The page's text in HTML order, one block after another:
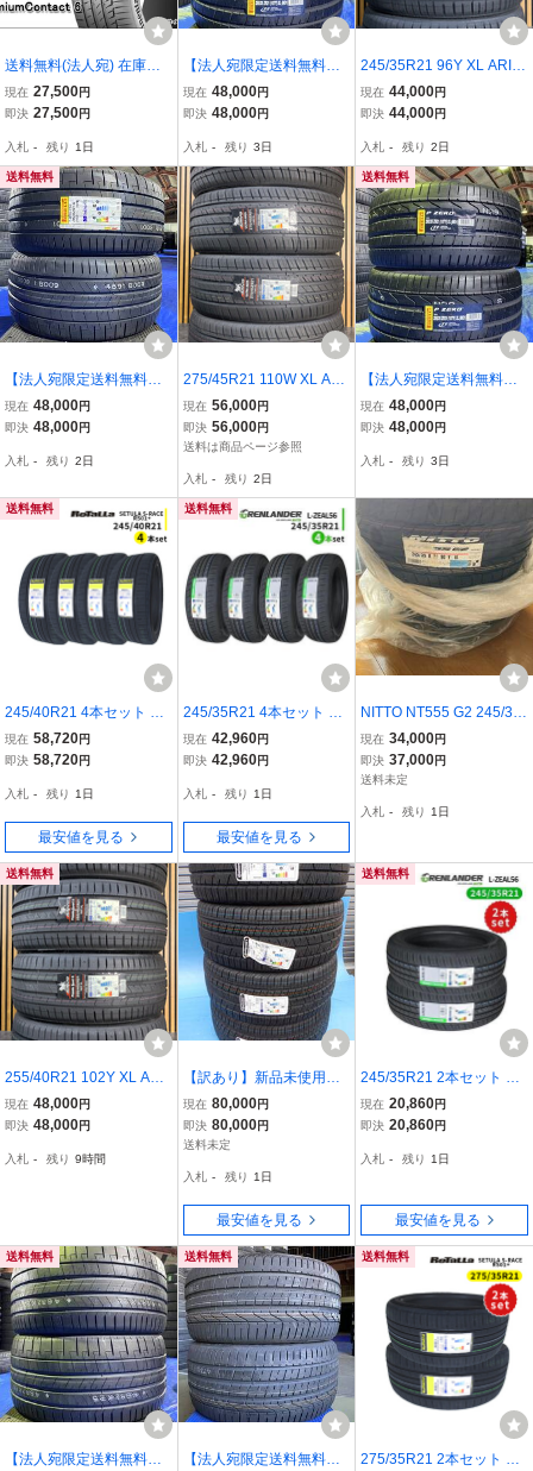
送料無料(法人宛) 在庫限
コンチネンタル プレミア
ムコンタクト6 2025年製
ONTINENTAL PremiumC
ontact6 【28014】
現在 27,500円
即決 27,500円
入札 - 残り 1日
【法人宛限定送料無料】2
62425M-693 PIRELLI
295/35ZR21(107Y)XL 2
1) 2本セット 2023年
製
現在 48,000円
即決 48,000円
入札 - 残り 3日
245/35R21 96Y XL ARIV
O PREMIO SPORT6 新品
サマータイヤ 4本セット 2
245/35/21 夏タイヤ
現在 44,000円
即決 44,000円
入札 - 残り 2日
送料無料
【法人宛限定送料無料】2
62425M-715 PIRELLI
295/35ZR21(107Y)XL 2
T1) 2本セット 2023年
現在 48,000円
即決 48,000円
入札 - 残り 2日
275/45R21 110W XL ARI
VO ARZ5 新品 サマータ
イヤ 4本セット 2026年製
※本州送料無料 275/45/2
現在 56,000円
即決 56,000円
送料は商品ページ参照
入札 - 残り 2日
送料無料
【法人宛限定送料無料】2
62425M-699 PIRELLI
295/35ZR21(107Y)XL 2
1) 2本セット 2023年
現在 48,000円
即決 48,000円
入札 - 残り 3日
送料無料
245/40R21 4本セット 20
26年製造 新品サマータイ
ヤ RoTaLLa SETULA S-R
5/40/21
現在 58,720円
即決 58,720円
入札 - 残り 1日
最安値を見る
送料無料
245/35R21 4本セット 20
26年製造 新品サマータイ
ヤ GRENLANDER L-ZEA
現在 42,960円
即決 42,960円
入札 - 残り 1日
最安値を見る
NITTO NT555 G2 245/35
R21 96Y XL 2本
現在 34,000円
即決 37,000円
送料未定
入札 - 残り 1日
送料無料
255/40R21 102Y XL ARI
VO PREMIO SPORT6 新
品 サマータイヤ 4本セッ
無料 255/40/21 夏タイヤ
現在 48,000円
即決 48,000円
入札 - 残り 9時間
【訳あり】新品未使用
２７５／４５Ｒ２１ コ
ンチネンタル クロスコ
ンタクト LXスポーツ
GLE レンジローバー等
現在 80,000円
即決 80,000円
送料未定
入札 - 残り 1日
最安値を見る
送料無料
245/35R21 2本セット 20
26年製造 新品サマータイ
ヤ GRENLANDER L-ZEA
現在 20,860円
即決 20,860円
入札 - 残り 1日
最安値を見る
送料無料
【法人宛限定送料無料】2
送料無料
【法人宛限定送料無料】2
送料無料
275/35R21 2本セット 20